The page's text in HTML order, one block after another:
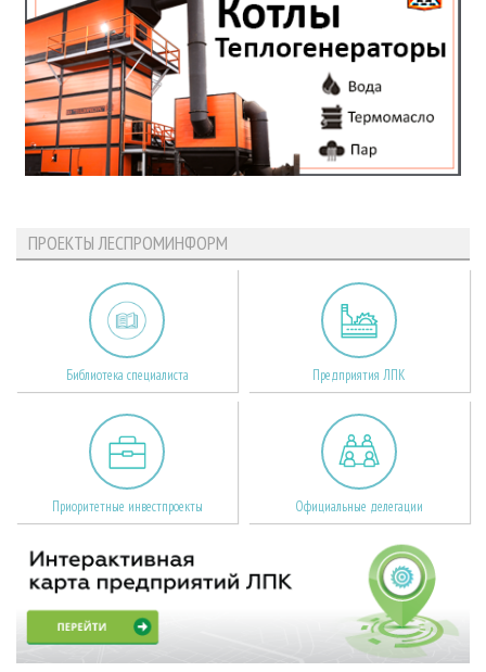
ПРОЕКТЫ ЛЕСПРОМИНФОРМ
Библиотека специалиста Предприятия ЛПК
Приоритетные инвестпроекты Официальные делегации